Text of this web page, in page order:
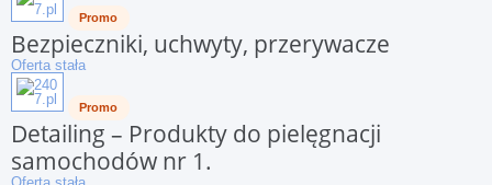
Promo
Bezpieczniki, uchwyty, przerywacze
Oferta stała
Promo
Detailing – Produkty do pielęgnacji
samochodów nr 1.